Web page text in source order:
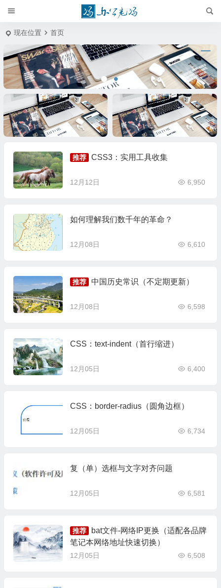
现在位置 首页
标题
推荐 CSS3：实用工具收集
12月12日 6,950
如何理解我们数千年的革命？
12月08日 6,610
推荐 中国历史常识（不定期更新）
12月08日 6,598
CSS：text-indent（首行缩进）
12月05日 6,400
CSS：border-radius（圆角边框）
12月05日 6,734
复（单）选框与文字对齐问题
12月05日 6,581
推荐
bat文件-网络IP更换（适配各品牌
笔记本网络地址快速切换）
12月05日 6,508